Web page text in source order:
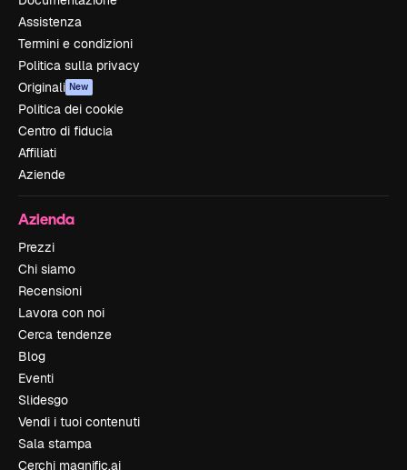
Assistenza
Termini e condizioni
Politica sulla privacy
Originali New
Politica dei cookie
Centro di fiducia
Affiliati
Aziende
Azienda
Prezzi
Chi siamo
Recensioni
Lavora con noi
Cerca tendenze
Blog
Eventi
Slidesgo
Vendi i tuoi contenuti
Sala stampa
Cerchi magnific.ai